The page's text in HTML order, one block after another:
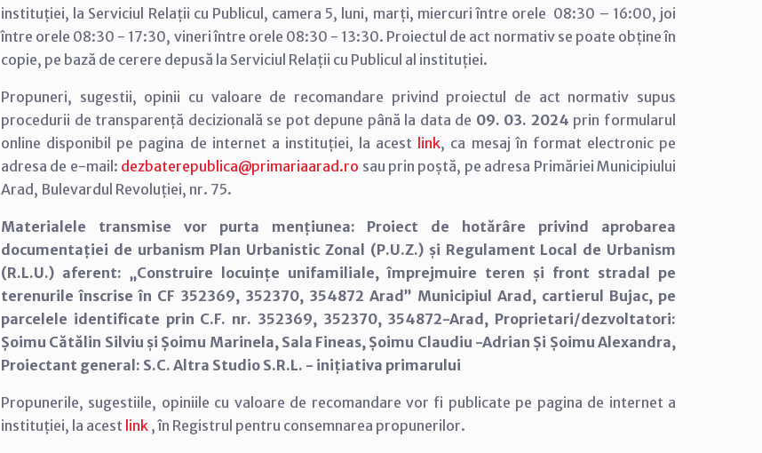
instituției, la Serviciul Relații cu Publicul, camera 5, luni, marți, miercuri între orele 08:30 – 16:00, joi
între orele 08:30 - 17:30, vineri între orele 08:30 - 13:30. Proiectul de act normativ se poate obține în
copie, pe bază de cerere depusă la Serviciul Relații cu Publicul al instituției.
Propuneri, sugestii, opinii cu valoare de recomandare privind proiectul de act normativ supus
procedurii de transparență decizională se pot depune până la data de 09. 03. 2024 prin formularul
online disponibil pe pagina de internet a instituției, la acest link, ca mesaj în format electronic pe
adresa de e-mail: dezbaterepublica@primariaarad.ro sau prin poștă, pe adresa Primăriei Municipiului
Arad, Bulevardul Revoluției, nr. 75.
Materialele transmise vor purta mențiunea: Proiect de hotărâre privind aprobarea
documentației de urbanism Plan Urbanistic Zonal (P.U.Z.) și Regulament Local de Urbanism
(R.L.U.) aferent: „Construire locuințe unifamiliale, împrejmuire teren și front stradal pe
terenurile înscrise în CF 352369, 352370, 354872 Arad” Municipiul Arad, cartierul Bujac, pe
parcelele identificate prin C.F. nr. 352369, 352370, 354872-Arad, Proprietari/dezvoltatori:
Șoimu Cătălin Silviu și Șoimu Marinela, Sala Fineas, Șoimu Claudiu -Adrian Și Șoimu Alexandra,
Proiectant general: S.C. Altra Studio S.R.L. - inițiativa primarului
Propunerile, sugestiile, opiniile cu valoare de recomandare vor fi publicate pe pagina de internet a
instituției, la acest link , în Registrul pentru consemnarea propunerilor.